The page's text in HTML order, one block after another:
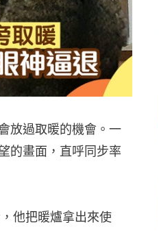
放過取暖的機會。一
的畫面，直呼同步率
他把暖爐拿出來使